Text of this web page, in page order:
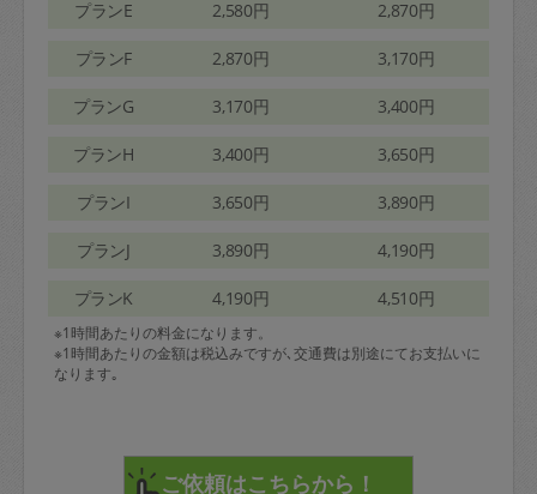
プランE 2,580円 2,870円
プランF 2,870円 3,170円
プランG 3,170円 3,400円
プランH 3,400円 3,650円
プランI 3,650円 3,890円
プランJ 3,890円 4,190円
プランK 4,190円 4,510円
※1時間あたりの料金になります。
※1時間あたりの金額は税込みですが､交通費は別途にてお支払いに
なります｡